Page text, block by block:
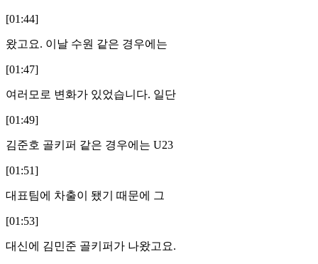
[01:44]
왔고요. 이날 수원 같은 경우에는
[01:47]
여러모로 변화가 있었습니다. 일단
[01:49]
김준호 골키퍼 같은 경우에는 U23
[01:51]
대표팀에 차출이 됐기 때문에 그
[01:53]
대신에 김민준 골키퍼가 나왔고요.